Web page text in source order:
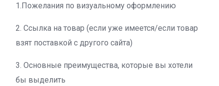
1.Пожелания по визуальному оформлению
2. Ссылка на товар (если уже имеется/если товар
взят поставкой с другого сайта)
3. Основные преимущества, которые вы хотели
бы выделить